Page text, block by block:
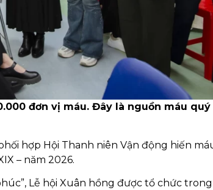
đơn vị máu. Đây là nguồn máu
hợp Hội Thanh niên Vận động hiến
– năm 2026.
Lễ hội Xuân hồng được tổ chức trong